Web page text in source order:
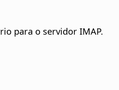
para o servidor IMAP.